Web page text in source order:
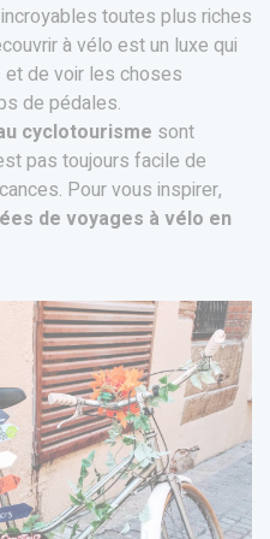
toutes plus riches
à vélo est un luxe qui
de voir les choses
de pédales.
cyclotourisme sont
pas toujours facile de
Pour vous inspirer,
de voyages à vélo en